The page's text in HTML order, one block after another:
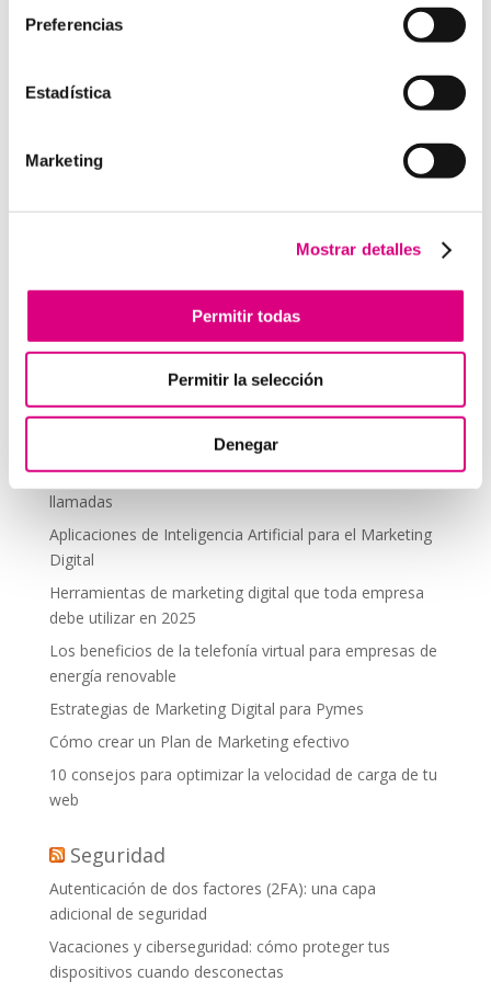
Preferencias
Estadística
Marketing
Mostrar detalles
Permitir todas
Permitir la selección
Denegar
para publicar un
comentario.
Telefonía virtual para el trabajo remoto: comunícate
desde donde estés
Tendencias actuales en marketing y publicidad que
debes aplicar en tu plan de marketing
Centralitas virtuales: una solución para la gestión de
llamadas
Aplicaciones de Inteligencia Artificial para el Marketing
Digital
Herramientas de marketing digital que toda empresa
debe utilizar en 2025
Los beneficios de la telefonía virtual para empresas de
energía renovable
Estrategias de Marketing Digital para Pymes
Cómo crear un Plan de Marketing efectivo
10 consejos para optimizar la velocidad de carga de tu
web
Seguridad
Autenticación de dos factores (2FA): una capa
adicional de seguridad
Vacaciones y ciberseguridad: cómo proteger tus
dispositivos cuando desconectas